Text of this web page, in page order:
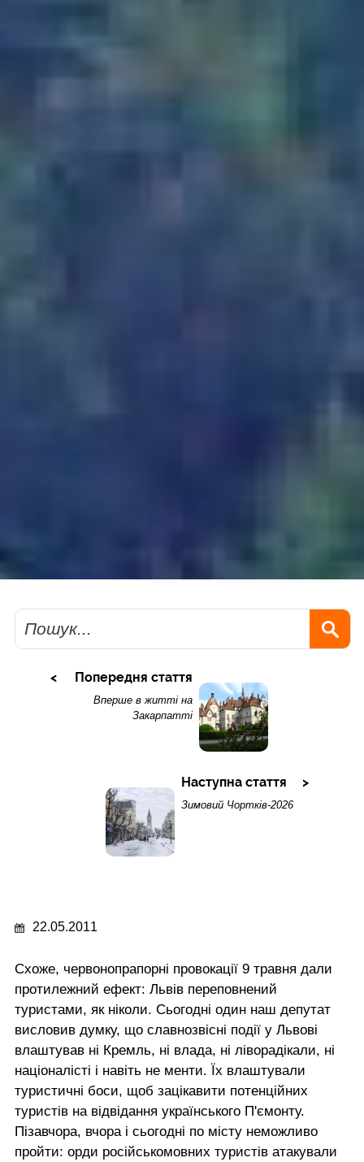
Пошук
Попередня стаття
Вперше в житті на
Закарпатті
Наступна стаття
Зимовий Чортків-2026
22.05.2011
Схоже, червонопрапорні провокації 9 травня дали
протилежний ефект: Львів переповнений
туристами, як ніколи. Сьогодні один наш депутат
висловив думку, що славнозвісні події у Львові
влаштував ні Кремль, ні влада, ні ліворадікали, ні
націоналісті і навіть не менти. Їх влаштували
туристичні боси, щоб зацікавити потенційних
туристів на відвідання українського П'ємонту.
Пізавчора, вчора і сьогодні по місту неможливо
пройти: орди російськомовних туристів атакували